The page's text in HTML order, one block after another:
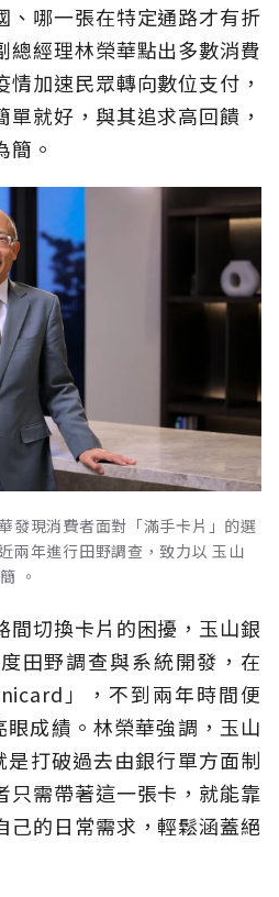
、哪一張在特定通路才有折
總經理林榮華點出多數消費
加速民眾轉向數位支付，
就好，與其追求高回饋，
簡。
發現消費者面對「滿手卡片」的選
兩年進行田野調查，致力以 玉山
。
間切換卡片的困擾，玉山銀
田野調查與系統開發，在
」，不到兩年時間便
成績。林榮華強調，玉山
打破過去由銀行單方面制
只需帶著這一張卡，就能靠
己的日常需求，輕鬆涵蓋絕